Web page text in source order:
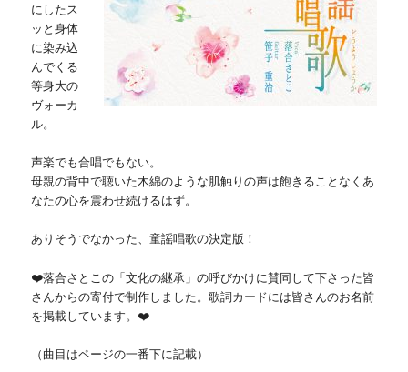
にしたス
ッと身体
に染み込
んでくる
等身大の
ヴォーカ
ル。
声楽でも合唱でもない。
母親の背中で聴いた木綿のような肌触りの声は飽きることなくあ
なたの心を震わせ続けるはず。
ありそうでなかった、童謡唱歌の決定版！
❤️落合さとこの「文化の継承」の呼びかけに賛同して下さった皆
さんからの寄付で制作しました。歌詞カードには皆さんのお名前
を掲載しています。❤️
（曲目はページの一番下に記載）